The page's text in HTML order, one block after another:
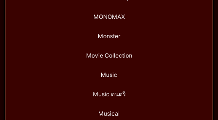
MONOMAX
Monster
Movie Collection
Music
Music ดนตรี
Musical